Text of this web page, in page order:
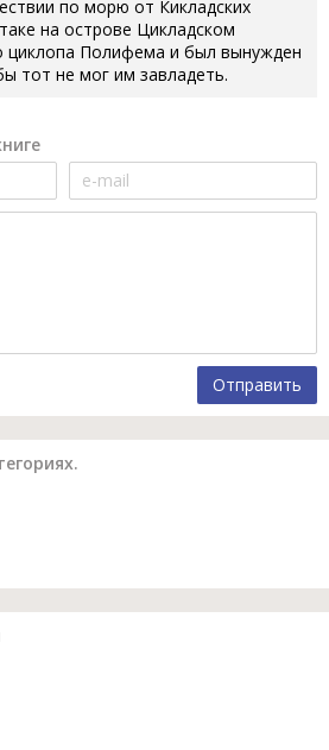
по морю от Кикладских
на острове Цикладском
циклопа Полифема и был вынужден
тот не мог им завладеть.
Отправить